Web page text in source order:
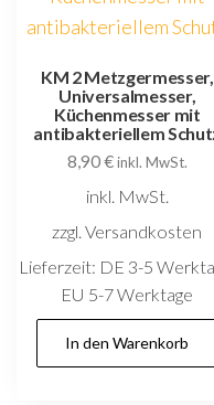
KM 2 Metzgermesser,
Universalmesser,
Küchenmesser mit
antibakteriellem
8,90€inkl. MwSt.
inkl. MwSt.
zzgl. Versandkosten
Lieferzeit: DE 3-5
EU 5-7 Werktage
In den Warenkorb